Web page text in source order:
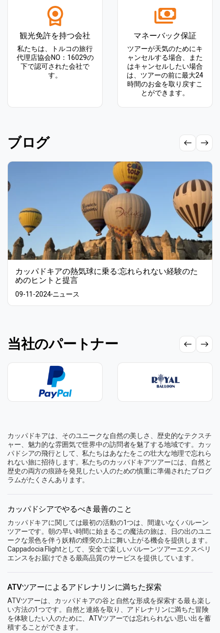
観光免許を持つ会社
私たちは、トルコの旅行
代理店協会NO：16029の
下で認可された会社で
す。
マネーバック保証
ツアーが天気のためにキ
ャンセルする場合、また
はキャンセルしたい場合
は、ツアーの前に最大24
時間のお金を取り戻すこ
とができます。
ブログ
カッパドキアの熱気球に乗る:忘れられない経験のた
めのヒントと提言
09-11-2024ニュース
当社のパートナー
カッパドキアは、そのユニークな自然の美しさ、歴史的なテクスチ
ャー、魅力的な雰囲気で世界中の訪問者を魅了する地域です。カッ
パドシアの飛行として、私たちはあなたをこの壮大な地理で忘れら
れない旅に招待します。私たちのカッパドキアツアーには、自然と
歴史の両方の痕跡を発見したい人のための慎重に準備されたプログ
ラムがたくさんあります。
カッパドシアでやるべき最善のこと
カッパドキアに関しては最初の活動の1つは、間違いなくバルーン
ツアーです。朝の早い時間に始まるこの魔法の旅は、日の出のユニ
ークな景色を伴う妖精の煙突の上に舞い上がる機会を提供します。
Cappadocia Flightとして、安全で楽しいバルーンツアーエクスペリ
エンスをお届けできる最高品質のサービスを提供しています。
ATVツアーによるアドレナリンに満ちた探索
ATVツアーは、カッパドキアの谷と自然な形成を探索する最も楽し
い方法の1つです。自然と連絡を取り、アドレナリンに満ちた冒険
を体験したい人のために、ATVツアーでは忘れられない思い出を蓄
積することができます。